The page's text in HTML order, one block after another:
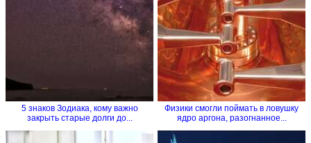
5 знаков Зодиака, кому важно
закрыть старые долги до...
Физики смогли поймать в ловушку
ядро аргона, разогнанное...